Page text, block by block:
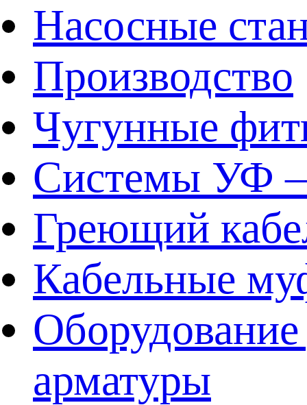
Насосные
Производство
Чугунные
Системы УФ –
Греющий
Кабельные
арматуры